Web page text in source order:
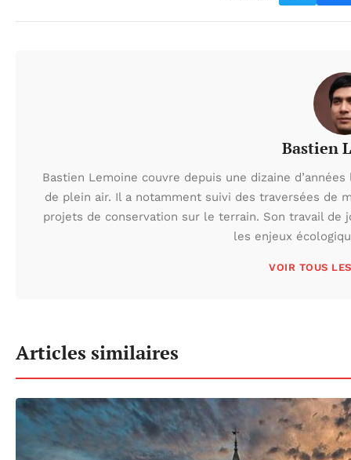
Bastien
Bastien Lemoine couvre depuis une dizaine
de plein air. Il a notamment suivi des traversées de
projets de conservation sur le terrain. Son travail de
les enjeux
VOIR TOUS
Articles similaires